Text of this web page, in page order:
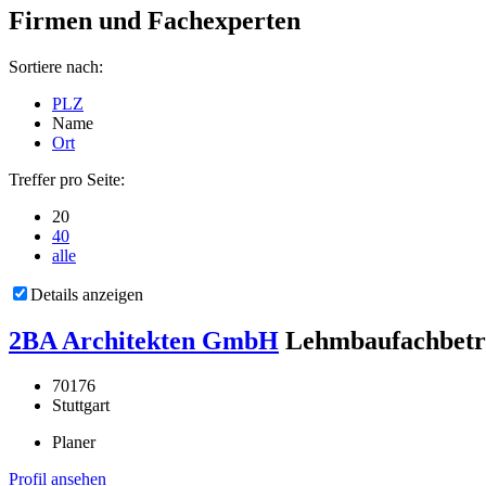
Firmen und Fachexperten
Sortiere nach:
PLZ
Name
Ort
Treffer pro Seite:
20
40
alle
Details anzeigen
2BA Architekten GmbH
70176
Stuttgart
Planer
Profil ansehen